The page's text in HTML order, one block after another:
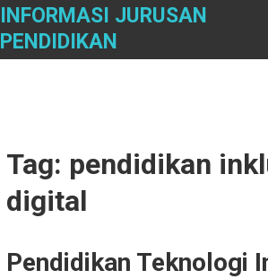
Skip
content
INFORMASI JURUSAN
PENDIDIKAN
Tag: pendidikan
digital
Pendidikan Teknologi